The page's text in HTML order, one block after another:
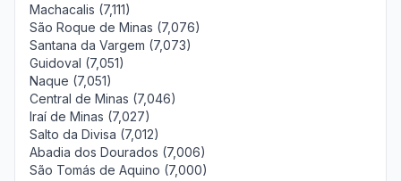
Machacalis (7,111)
São Roque de Minas (7,076)
Santana da Vargem (7,073)
Guidoval (7,051)
Naque (7,051)
Central de Minas (7,046)
Iraí de Minas (7,027)
Salto da Divisa (7,012)
Abadia dos Dourados (7,006)
São Tomás de Aquino (7,000)